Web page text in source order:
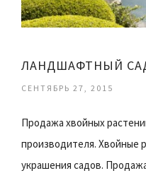
ЛАНДШАФТНЫЙ
СЕНТЯБРЬ 27, 2015
Продажа хвойных
производителя. Хвойные
украшения садов.